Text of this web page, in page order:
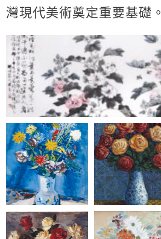
灣現代美術奠定重要基礎。